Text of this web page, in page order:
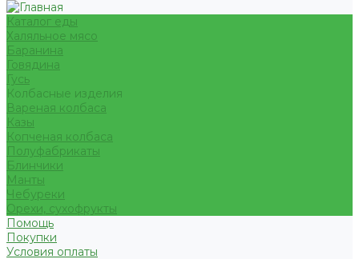
Каталог еды
Халяльное мясо
Баранина
Говядина
Гусь
Колбасные изделия
Вареная колбаса
Казы
Копченая колбаса
Полуфабрикаты
Блинчики
Манты
Чебуреки
Орехи, сухофрукты
Помощь
Покупки
Условия оплаты